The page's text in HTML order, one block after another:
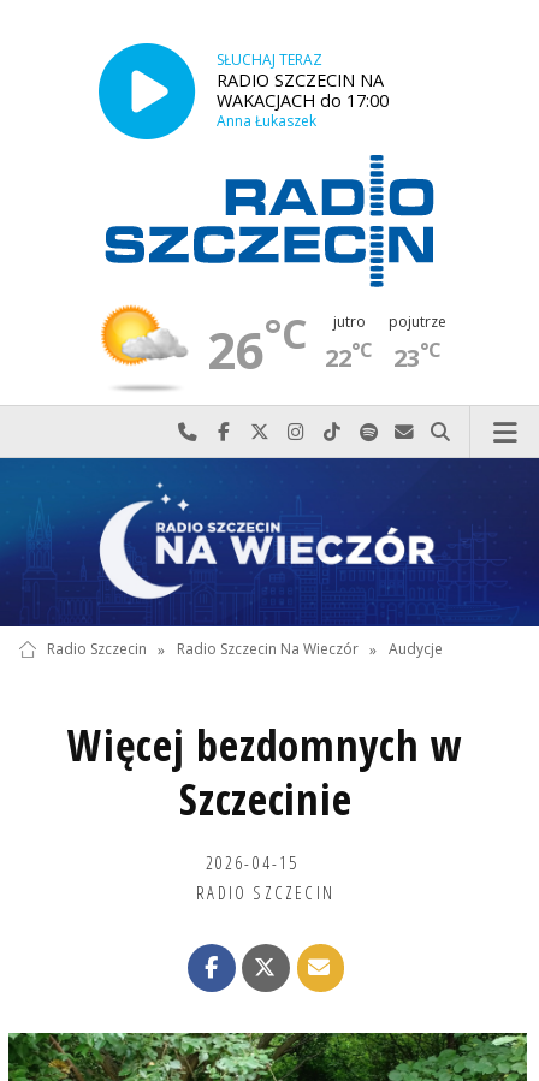
SŁUCHAJ TERAZ
RADIO SZCZECIN NA
WAKACJACH do 17:00
Anna Łukaszek
26°C jutro
22°C
pojutrze
23°C
Najlepiej po prostu do nas zadzwoń
Odwiedź nas na Facebook-u
Odwiedź nas na X
Odwiedź nas na Instagram-ie
Odwiedź nas na TikTok-u
Szukaj nas na Spotify
Wyślij do nas
Szukaj
Radio Szczecin » Radio Szczecin Na Wieczór » Audycje
Więcej bezdomnych w
Szczecinie
2026-04-15
RADIO SZCZECIN